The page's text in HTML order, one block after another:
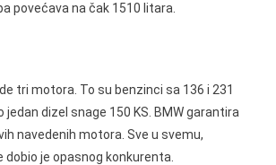
povećava na čak 1510 litara.
tri motora. To su benzinci sa 136 i 231
jedan dizel snage 150 KS. BMW garantira
navedenih motora. Sve u svemu,
dobio je opasnog konkurenta.